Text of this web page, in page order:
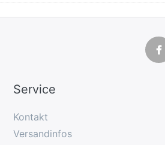
Service
Kontakt
Versandinfos